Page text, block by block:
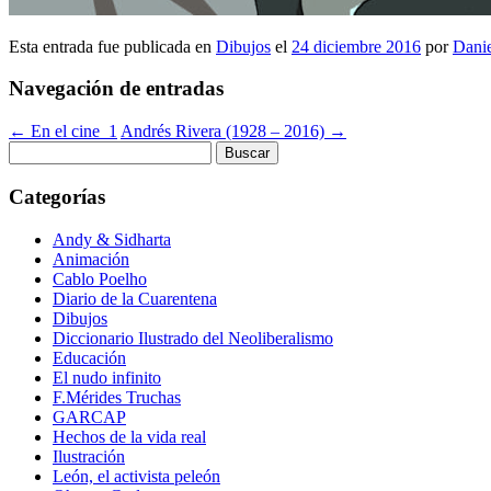
Esta entrada fue publicada en Dibujos el 24 diciembre 2016 por
Navegación de entradas
← En el cine_1 Andrés Rivera (1928 – 2016) →
Categorías
Andy & Sidharta
Animación
Cablo Poelho
Diario de la Cuarentena
Dibujos
Diccionario Ilustrado del Neoliberalismo
Educación
El nudo infinito
F.Mérides Truchas
GARCAP
Hechos de la vida real
Ilustración
León, el activista peleón